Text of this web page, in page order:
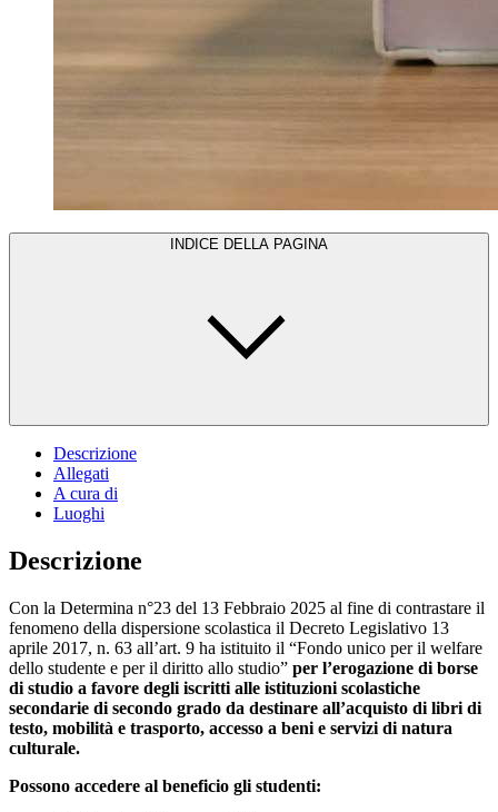
INDICE DELLA PAGINA
Descrizione
Allegati
A cura di
Luoghi
Descrizione
Con la Determina n°23 del 13 Febbraio 2025 al fine di contrastare il
fenomeno della dispersione scolastica il Decreto Legislativo 13
aprile 2017, n. 63 all’art. 9 ha istituito il “Fondo unico per il welfare
dello studente e per il diritto allo studio” per l’erogazione di borse
di studio a favore degli iscritti alle istituzioni scolastiche
secondarie di secondo grado da destinare all’acquisto di libri di
testo, mobilità e trasporto, accesso a beni e servizi di natura
culturale.
Possono accedere al beneficio gli studenti: